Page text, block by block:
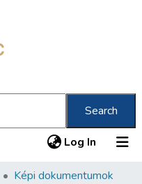
Search
Log In (current)
Képi dokumentumok